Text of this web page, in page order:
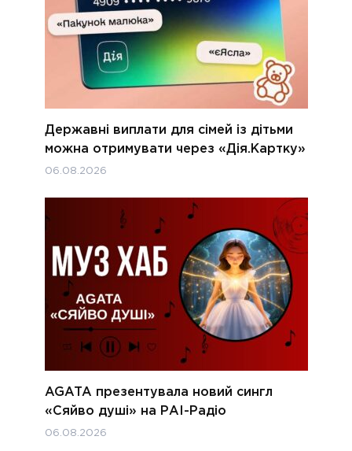
Державні виплати для сімей із дітьми
можна отримувати через «Дія.Картку»
06.08.2026
AGATA презентувала новий сингл
«Сяйво душі» на РАІ-Радіо
06.08.2026